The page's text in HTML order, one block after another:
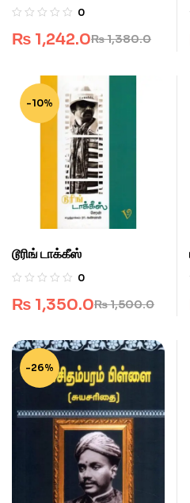
0
₨1,380.0
₨ 1,242.0
-10%
டூரிங் டாக்கீஸ்
0
₨1,500.0
₨ 1,350.0
-26%